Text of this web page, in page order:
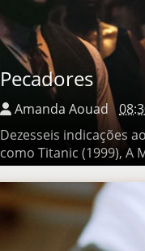
Pecadores
Amanda Aouad
Dezesseis indicações ao
(1999), A Malvada (1950)